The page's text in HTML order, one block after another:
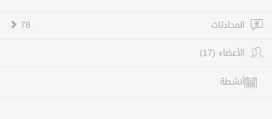
المحادثات
78
الأعضاء (17)
أنشطة